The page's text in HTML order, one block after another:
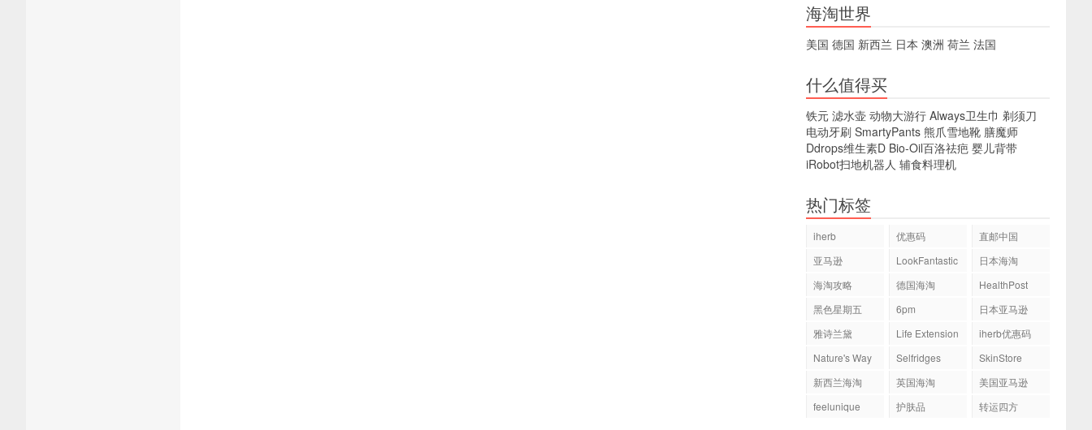
海淘世界
美国 德国 新西兰 日本 澳洲 荷兰 法国
什么值得买
铁元 滤水壶 动物大游行 Always卫生巾 剃须刀
电动牙刷 SmartyPants 熊爪雪地靴 膳魔师
Ddrops维生素D Bio-Oil百洛祛疤 婴儿背带
iRobot扫地机器人 辅食料理机
热门标签
iherb 优惠码
直邮中国
亚马逊
LookFantastic
日本海淘
海淘攻略
德国海淘
HealthPost
黑色星期五
6pm
日本亚马逊
雅诗兰黛
Life Extension
iherb优惠码
Nature's Way
Selfridges
SkinStore
新西兰海淘
英国海淘
美国亚马逊
feelunique
护肤品 转运四方